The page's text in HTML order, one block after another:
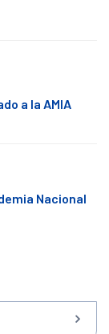
a la AMIA
Nacional